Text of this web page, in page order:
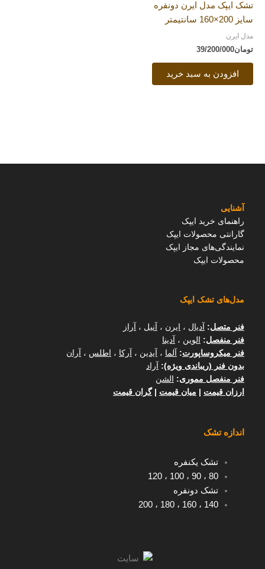
تشک ایپک مدل ایرن دونفره
سایز 200×160 سانتیمتر
مدل ایرن
تومان39/200/000
افزودن به سبد خرید
آشنایی
راهنمای خرید ایپک
گارانتی محصولات ایپک
نمایندگی‌های مجاز ایپک
محصولات ایپک
مدل‌های تشک ایپک
فنر متصل: آدیال ، ایرن ، آنیل ،
آراز
فنر منفصل: الوین ، آدینا
فنر میکروساپورت: آلما ، آیدین ، آرکا ، اطلس ،
آران
بدون فنر (ریباندی ویژه):
آراد
فنر منفصل مموری:
الشن
ارزان قیمت
میان قیمت |گران قیمت
اندازه تشک
تشک یکنفره
80، 90، 100 ، 120
تشک دونفره
140 ، 160 ، 180 ، 200